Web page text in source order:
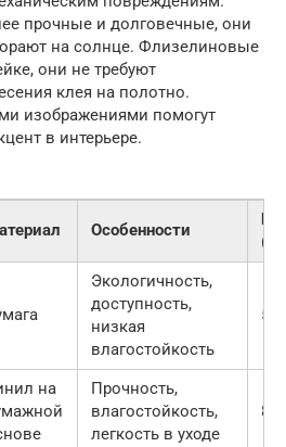
прочные и долговечные, они
на солнце. Флизелиновые
они не требуют
клея на полотно.
изображениями помогут
в интерьере.
Особенности
Экологичность,
доступность,
низкая
влагостойкость
на
Прочность,
влагостойкость,
легкость в уходе